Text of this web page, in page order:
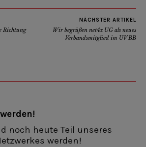
Richtung
NÄCHSTER ARTIKEL
Wir begrüßen net4x UG als neues
Verbandsmitglied im UV BB
noch heute Teil unseres
werden!